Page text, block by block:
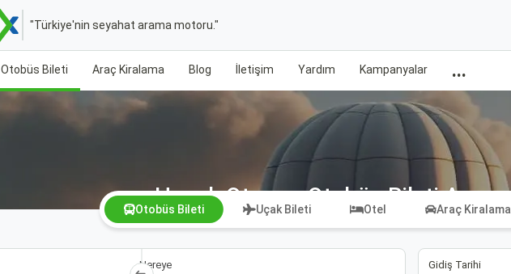
"Türkiye'nin seyahat arama motoru."
Otobüs Bileti Araç Kiralama Blog İletişim Yardım Kampanyalar ...
Hanak Otogarı Otobüs Bileti Ara
Otobüs Bileti Uçak Bileti Otel Araç Kiralama
Nereye Gidiş Tarihi